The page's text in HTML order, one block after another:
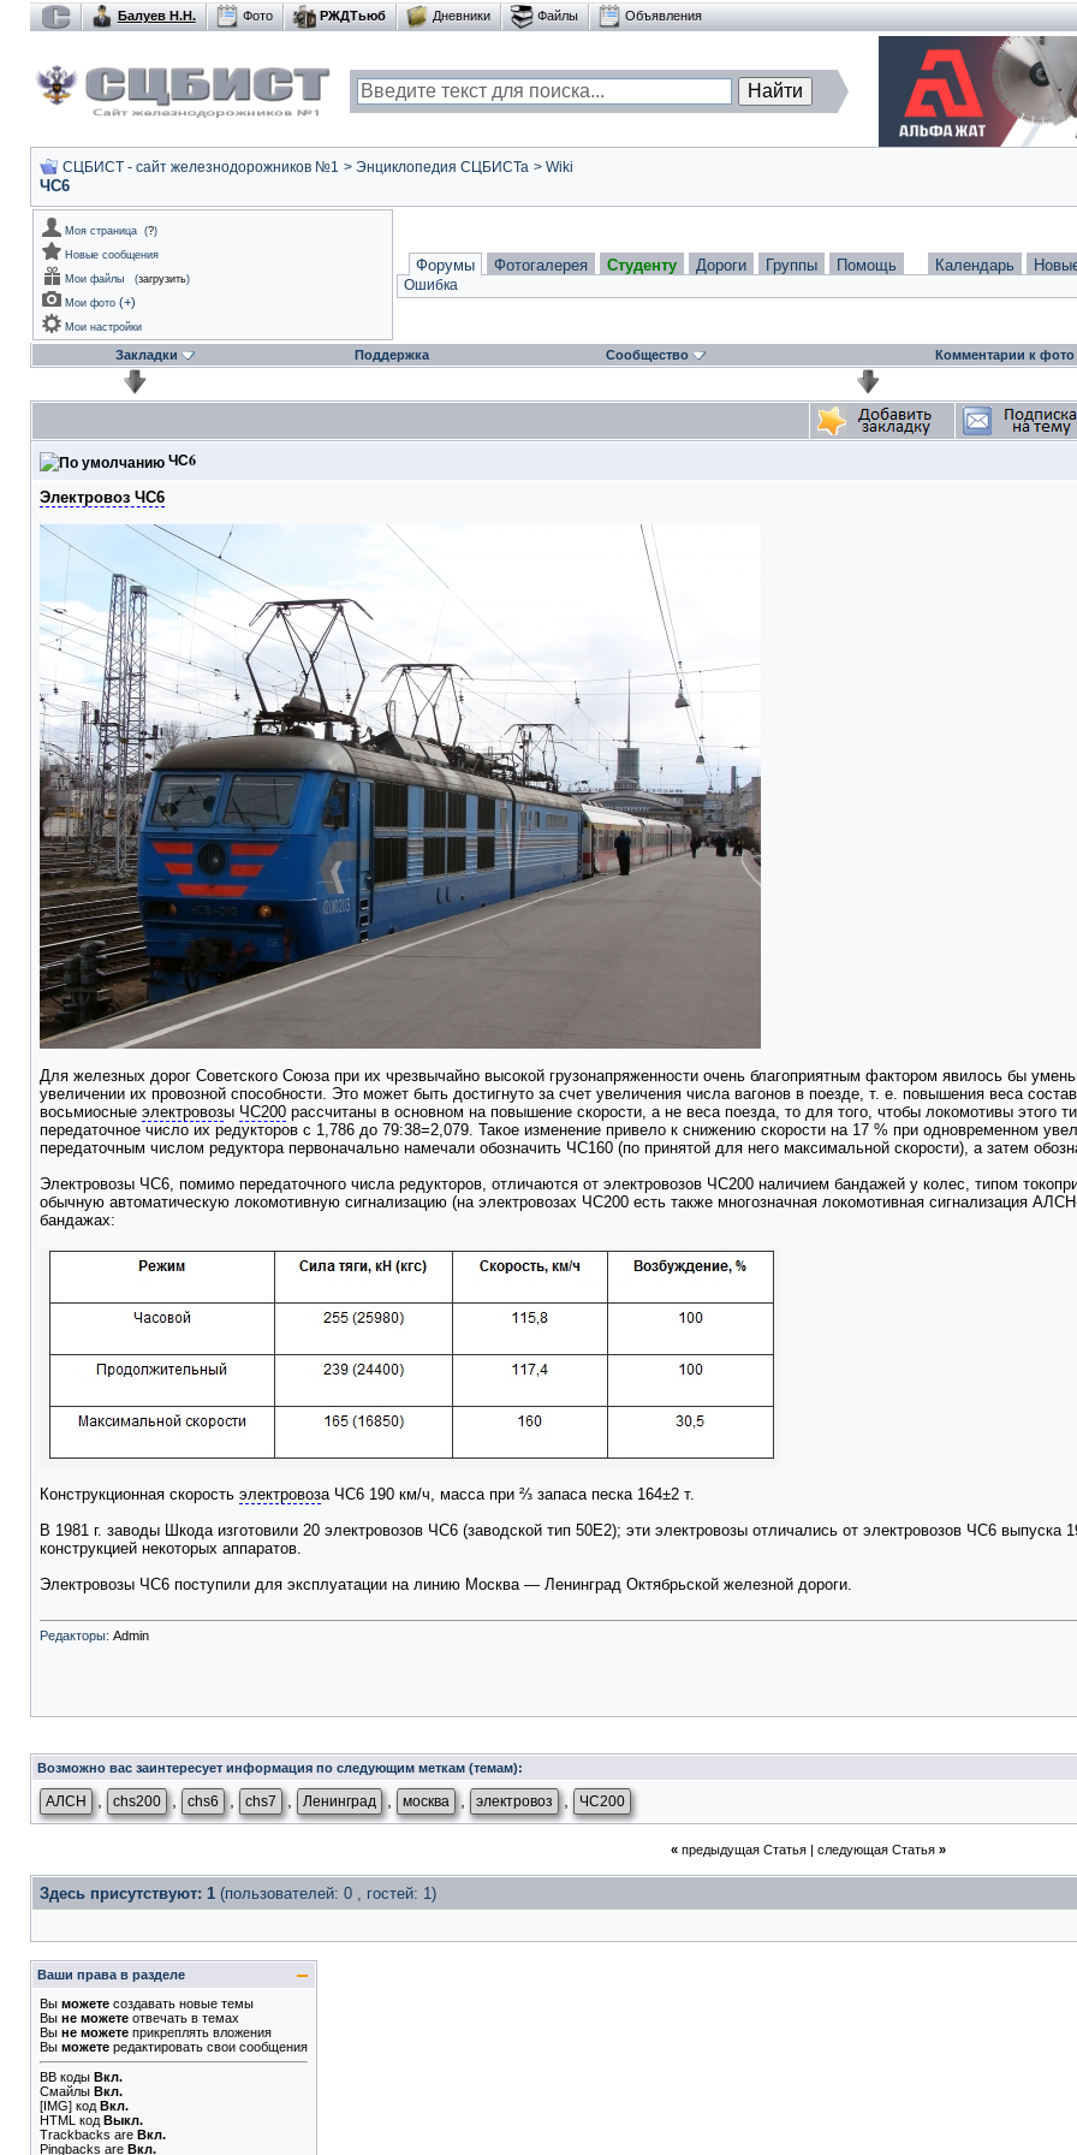
Балуев Н.Н. Фото РЖДТьюб Дневники Файлы Объявления
СЦБИСТ - сайт железнодорожников №1 > Энциклопедия СЦБИСТа > Wiki
ЧС6
Моя страница (?)
Новые сообщения
Мои файлы
(загрузить)
Мои фото (+)
Мои настройки
Форумы Фотогалерея Студенту Дороги Группы Помощь Календарь
Ошибка
Закладки Поддержка Сообщество Комментарии к фото
ЧС6
Электровоз ЧС6
Для железных дорог Советского Союза при их чрезвычайно высокой грузонапряженности очень благоприятным фактором явилось бы
увеличении их провозной способности. Это может быть достигнуто за счет увеличения числа вагонов в поезде, т. е. повышения веса
восьмиосные электровозы ЧС200 рассчитаны в основном на повышение скорости, а не веса поезда, то для того, чтобы локомотивы этого
передаточное число их редукторов с 1,786 до 79:38=2,079. Такое изменение привело к снижению скорости на 17 % при одновременном
передаточным числом редуктора первоначально намечали обозначить ЧС160 (по принятой для него максимальной скорости), а затем
Электровозы ЧС6, помимо передаточного числа редукторов, отличаются от электровозов ЧС200 наличием бандажей у колес, типом
обычную автоматическую локомотивную сигнализацию (на электровозах ЧС200 есть также многозначная локомотивная сигнализация
бандажах:
Конструкционная скорость электровоза ЧС6 190 км/ч, масса при ⅔ запаса песка 164±2 т.
В 1981 г. заводы Шкода изготовили 20 электровозов ЧС6 (заводской тип 50Е2); эти электровозы отличались от электровозов ЧС6
конструкцией некоторых аппаратов.
Электровозы ЧС6 поступили для эксплуатации на линию Москва — Ленинград Октябрьской железной дороги.
Редакторы: Admin
Возможно вас заинтересует информация по следующим меткам (темам):
АЛСН chs200 chs6 chs7 Ленинград москва электровоз ЧС200
« предыдущая Статья| следующая Статья »
Здесь присутствуют: 1 (пользователей: 0 , гостей: 1)
Ваши права в разделе
Вы можете создавать новые темы
Вы не можете отвечать в темах
Вы не можете прикреплять вложения
Вы можете редактировать свои сообщения
BB коды Вкл.
Смайлы Вкл.
[IMG] код Вкл.
HTML код Выкл.
Trackbacks are Вкл.
Pingbacks are Вкл.